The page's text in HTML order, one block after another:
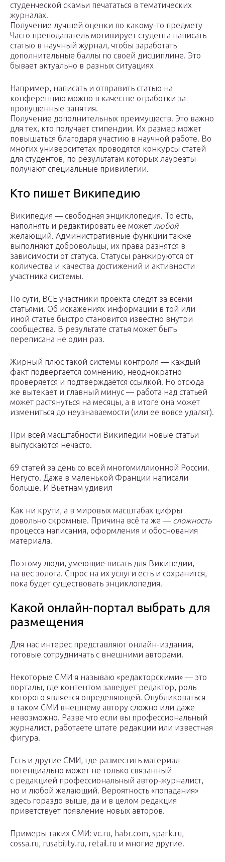
студенческой скамьи печататься в тематических
журналах.
Получение лучшей оценки по какому-то предмету
Часто преподаватель мотивирует студента написать
статью в научный журнал, чтобы заработать
дополнительные баллы по своей дисциплине. Это
бывает актуально в разных ситуациях
Например, написать и отправить статью на
конференцию можно в качестве отработки за
пропущенные занятия.
Получение дополнительных преимуществ. Это важно
для тех, кто получает стипендии. Их размер может
повышаться благодаря участию в научной работе. Во
многих университетах проводятся конкурсы статей
для студентов, по результатам которых лауреаты
получают специальные привилегии.
Кто пишет Википедию
Википедия — свободная энциклопедия. То есть,
наполнять и редактировать ее может любой
желающий. Административные функции также
выполняют добровольцы, их права разнятся в
зависимости от статуса. Статусы ранжируются от
количества и качества достижений и активности
участника системы.
По сути, ВСЕ участники проекта следят за всеми
статьями. Об искажениях информации в той или
иной статье быстро становится известно внутри
сообщества. В результате статья может быть
переписана не один раз.
Жирный плюс такой системы контроля — каждый
факт подвергается сомнению, неоднократно
проверяется и подтверждается ссылкой. Но отсюда
же вытекает и главный минус — работа над статьей
может растянуться на месяцы, а в итоге она может
измениться до неузнаваемости (или ее вовсе удалят).
При всей масштабности Википедии новые статьи
выпускаются нечасто.
69 статей за день со всей многомиллионной России.
Негусто. Даже в маленькой Франции написали
больше. И Вьетнам удивил
Как ни крути, а в мировых масштабах цифры
довольно скромные. Причина всё та же — сложность
процесса написания, оформления и обоснования
материала.
Поэтому люди, умеющие писать для Википедии, —
на вес золота. Спрос на их услуги есть и сохранится,
пока будет существовать энциклопедия.
Какой онлайн-портал выбрать для
размещения
Для нас интерес представляют онлайн-издания,
готовые сотрудничать с внешними авторами.
Некоторые СМИ я называю «редакторскими» — это
порталы, где контентом заведует редактор, роль
которого является определяющей. Опубликоваться
в таком СМИ внешнему автору сложно или даже
невозможно. Разве что если вы профессиональный
журналист, работаете штате редакции или известная
фигура.
Есть и другие СМИ, где разместить материал
потенциально может не только связанный
с редакцией профессиональный автор-журналист,
но и любой желающий. Вероятность «попадания»
здесь гораздо выше, да и в целом редакция
приветствует появление новых авторов.
Примеры таких СМИ: vc.ru, habr.com, spark.ru,
cossa.ru, rusability.ru, retail.ru и многие другие.